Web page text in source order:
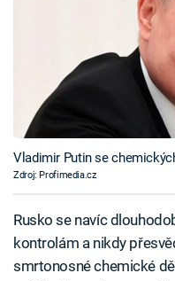
Vladimir Putin se
Zdroj: Profimedia.cz
Rusko se navíc
kontrolám a nikdy
smrtonosné chemické